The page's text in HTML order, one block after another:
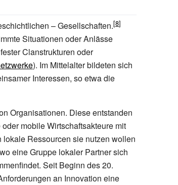
– Gesellschaften.
Situationen oder Anlässe
Clanstrukturen oder
). Im Mittelalter bildeten sich
Interessen, so etwa die
Organisationen. Diese entstanden
mobile Wirtschaftsakteure mit
Ressourcen sie nutzen wollen
eine Gruppe lokaler Partner sich
Seit Beginn des 20.
an Innovation eine